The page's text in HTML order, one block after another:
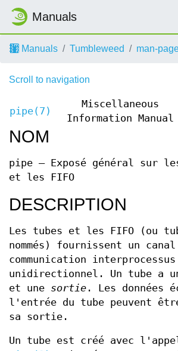
Manuals
Manuals Tumbleweed man-
Scroll to navigation
pipe(7)
Miscellaneous
Information Manual
NOM
pipe – Exposé général sur
et les FIFO
DESCRIPTION
Les tubes et les FIFO (ou
nommés) fournissent un
communication interprocessus
unidirectionnel. Un tube a
et une sortie . Les données
l'entrée du tube peuvent
sa sortie.
Un tube est créé avec